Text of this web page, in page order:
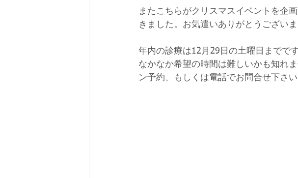
またこちらがクリスマスイベントを企
きました。お気遣いありがとうございま
年内の診療は12月29日の土曜日までです
なかなか希望の時間は難しいかも知れ
ン予約、もしくは電話でお問合せ下さい